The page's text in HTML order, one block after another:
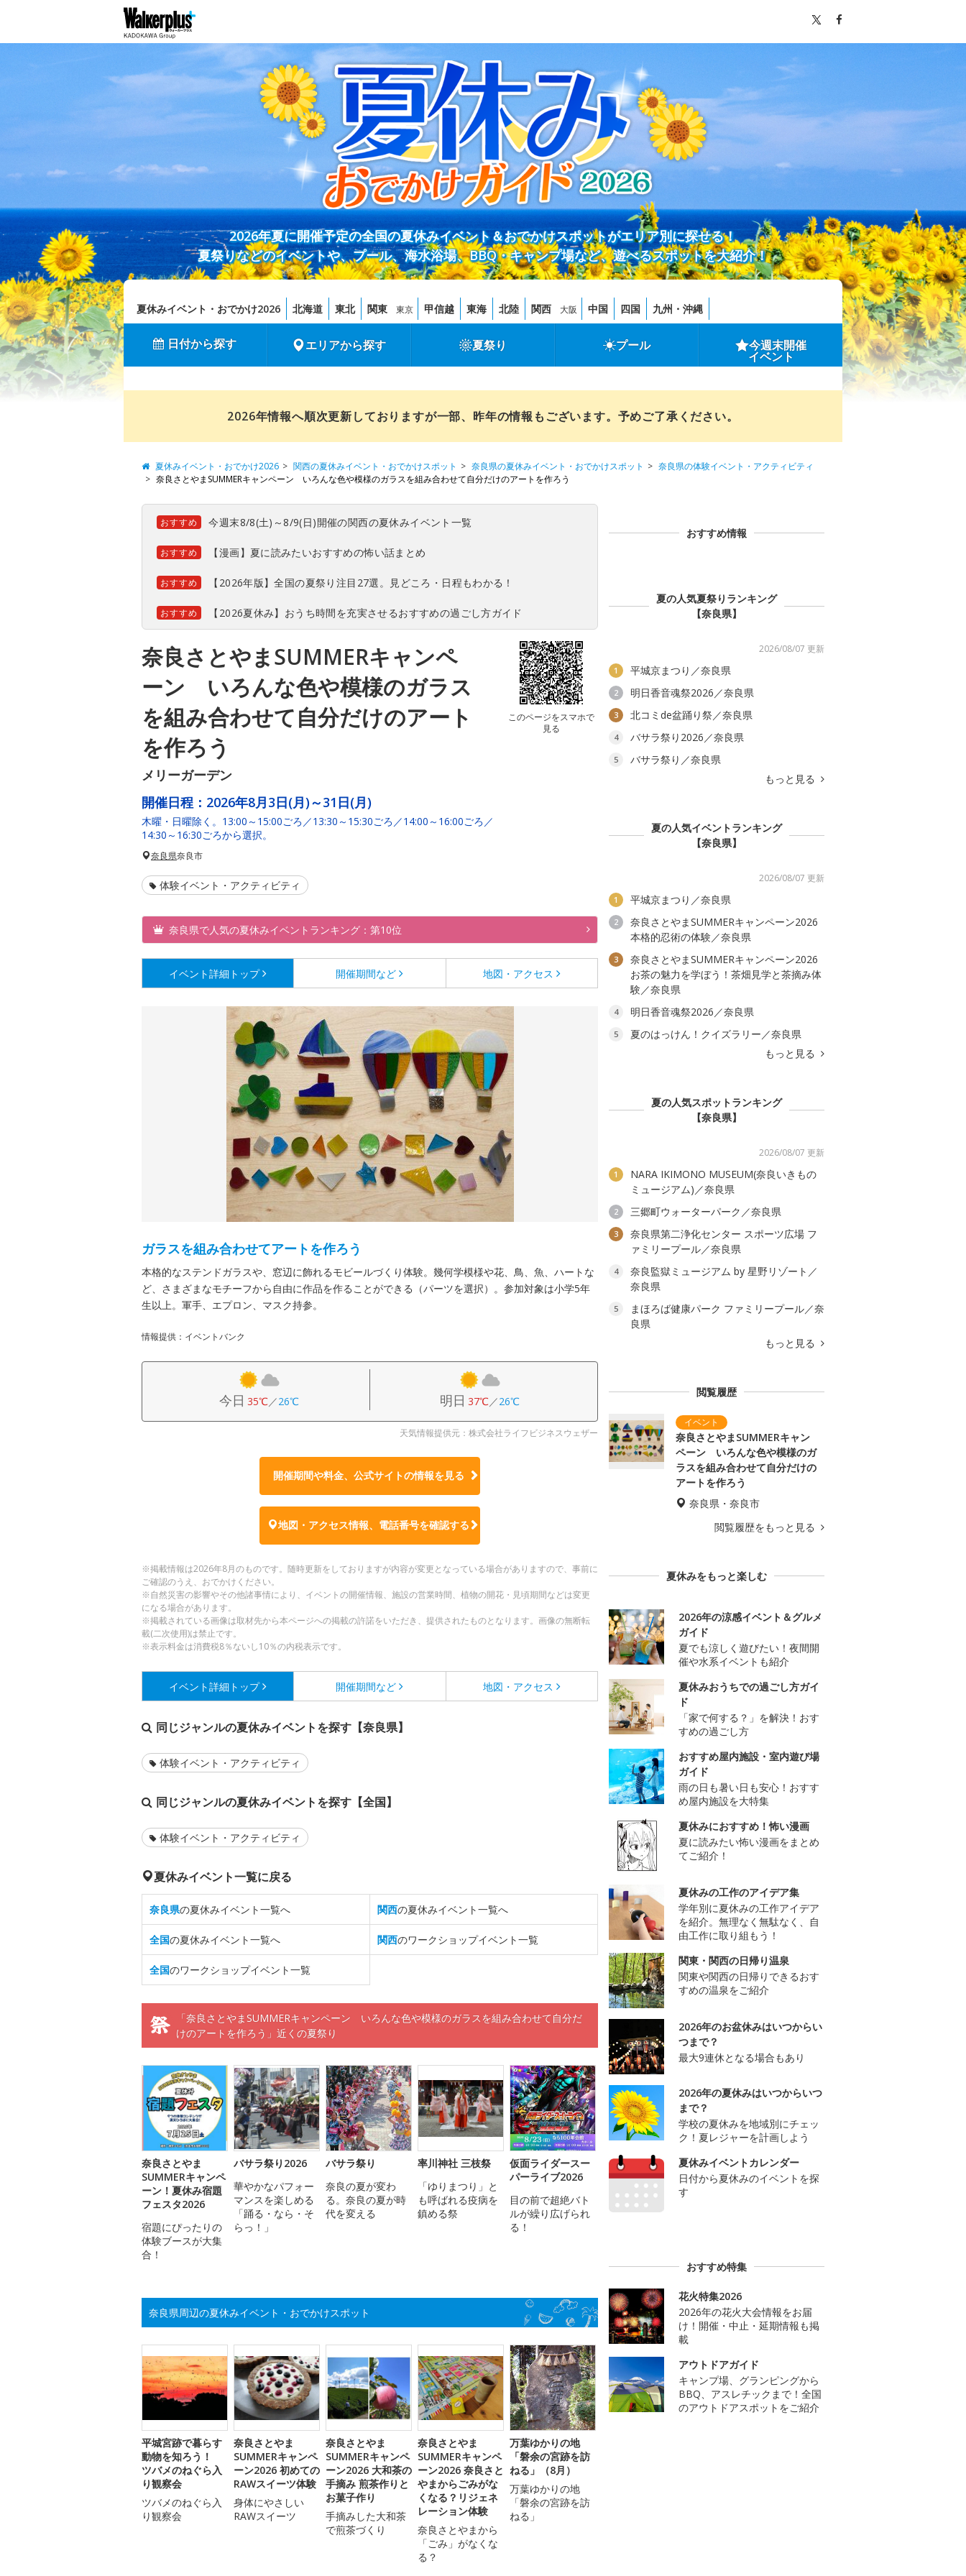
2026年夏に開催予定の全国の夏休みイベント＆おでかけスポットがエリア別に探せる！
夏祭りなどのイベントや、プール、海水浴場、BBQ・キャンプ場など、遊べるスポットを大紹介！
夏休みイベント・おでかけ2026 北海道 東北 関東 東京 甲信越 東海 北陸 関西 大阪 中国 四国 九州・沖縄
日付から探す エリアから探す 夏祭り プール 今週末開催
イベント
2026年情報へ順次更新しておりますが一部、昨年の情報もございます。予めご了承ください。
夏休みイベント・おでかけ2026 関西の夏休みイベント・おでかけスポット 奈良県の夏休みイベント・おでかけスポット
奈良県の体験イベント・アクティビティ
奈良さとやまSUMMERキャンペーン いろんな色や模様のガラスを組み合わせて自分だけのアートを作ろう
おすすめ 今週末8/8(土)～8/9(日)開催の関西の夏休みイベント一覧
おすすめ 【漫画】夏に読みたいおすすめの怖い話まとめ
おすすめ 【2026年版】全国の夏祭り注目27選。見どころ・日程もわかる！
おすすめ 【2026夏休み】おうち時間を充実させるおすすめの過ごし方ガイド
奈良さとやまSUMMERキャンペ
ーン いろんな色や模様のガラス
を組み合わせて自分だけのアート
を作ろう
メリーガーデン
このページをスマホで
見る
開催日程： 2026年8月3日(月)～31日(月)
木曜・日曜除く。13:00～15:00ごろ／13:30～15:30ごろ／14:00～16:00ごろ／
14:30～16:30ごろから選択。
奈良県奈良市
体験イベント・アクティビティ
奈良県で人気の夏休みイベントランキング：第10位
イベント詳細 トップ 開催期間など 地図・アクセス
ガラスを組み合わせてアートを作ろう
本格的なステンドガラスや、窓辺に飾れるモビールづくり体験。幾何学模様や花、鳥、魚、ハートな
ど、さまざまなモチーフから自由に作品を作ることができる（パーツを選択）。参加対象は小学5年
生以上。軍手、エプロン、マスク持参。
情報提供：イベントバンク
今日 35℃／26℃ 明日 37℃／26℃
天気情報提供元：株式会社ライフビジネスウェザー
開催期間や料金、公式サイトの情報を見る
地図・アクセス情報、電話番号を確認する
※掲載情報は2026年8月のものです。随時更新をしておりますが内容が変更となっている場合がありますので、事前に
ご確認のうえ、おでかけください。
※自然災害の影響やその他諸事情により、イベントの開催情報、施設の営業時間、植物の開花・見頃期間などは変更
になる場合があります。
※掲載されている画像は取材先から本ページへの掲載の許諾をいただき、提供されたものとなります。画像の無断転
載(二次使用)は禁止です。
※表示料金は消費税8％ないし10％の内税表示です。
イベント詳細 トップ 開催期間など 地図・アクセス
同じジャンルの夏休みイベントを探す【奈良県】
体験イベント・アクティビティ
同じジャンルの夏休みイベントを探す【全国】
体験イベント・アクティビティ
夏休みイベント一覧に戻る
奈良県の夏休みイベント一覧へ 関西の夏休みイベント一覧へ
全国の夏休みイベント一覧へ 関西のワークショップイベント一覧
全国のワークショップイベント一覧
「奈良さとやまSUMMERキャンペーン いろんな色や模様のガラスを組み合わせて自分だ
けのアートを作ろう」近くの夏祭り
奈良さとやま
SUMMERキャンペ
ーン！夏休み宿題
フェスタ2026
宿題にぴったりの
体験ブースが大集
合！
バサラ祭り2026
華やかなパフォー
マンスを楽しめる
「踊る・なら・そ
らっ！」
バサラ祭り
奈良の夏が変わ
る。奈良の夏が時
代を変える
率川神社 三枝祭
「ゆりまつり」と
も呼ばれる疫病を
鎮める祭
仮面ライダースー
パーライブ2026
目の前で超絶バト
ルが繰り広げられ
る！
奈良県周辺の夏休みイベント・おでかけスポット
平城宮跡で暮らす
動物を知ろう！
ツバメのねぐら入
り観察会
ツバメのねぐら入
り観察会
奈良さとやま
SUMMERキャンペ
ーン2026 初めての
RAWスイーツ体験
身体にやさしい
RAWスイーツ
奈良さとやま
SUMMERキャンペ
ーン2026 大和茶の
手摘み 煎茶作りと
お菓子作り
手摘みした大和茶
で煎茶づくり
奈良さとやま
SUMMERキャンペ
ーン2026 奈良さと
やまからごみがな
くなる？リジェネ
レーション体験
奈良さとやまから
「ごみ」がなくな
る？
万葉ゆかりの地
「磐余の宮跡を訪
ねる」（8月）
万葉ゆかりの地
「磐余の宮跡を訪
ねる」
おすすめ情報
夏の人気夏祭りランキング
【奈良県】
2026/08/07 更新
1 平城京まつり／奈良県
2 明日香音魂祭2026／奈良県
3 北コミde盆踊り祭／奈良県
4 バサラ祭り2026／奈良県
5
バサラ祭り／奈良県
もっと見る
夏の人気イベントランキング
【奈良県】
2026/08/07 更新
1 平城京まつり／奈良県
2
奈良さとやまSUMMERキャンペーン2026
本格的忍術の体験／奈良県
3
奈良さとやまSUMMERキャンペーン2026
お茶の魅力を学ぼう！茶畑見学と茶摘み体
験／奈良県
4 明日香音魂祭2026／奈良県
5
夏のはっけん！クイズラリー／奈良県
もっと見る
夏の人気スポットランキング
【奈良県】
2026/08/07 更新
1
NARA IKIMONO MUSEUM(奈良いきもの
ミュージアム)／奈良県
2 三郷町ウォーターパーク／奈良県
3
奈良県第二浄化センター スポーツ広場 フ
ァミリープール／奈良県
4
奈良監獄ミュージアム by 星野リゾート／
奈良県
5
まほろば健康パーク ファミリープール／奈
良県
もっと見る
閲覧履歴
奈良さとやまSUMMERキャン
ペーン いろんな色や模様のガ
ラスを組み合わせて自分だけの
アートを作ろう
奈良県・奈良市
閲覧履歴をもっと見る
夏休みをもっと楽しむ
2026年の涼感イベント＆グルメ
ガイド
夏でも涼しく遊びたい！夜間開
催や水系イベントも紹介
夏休みおうちでの過ごし方ガイ
ド
「家で何する？」を解決！おす
すめの過ごし方
おすすめ屋内施設・室内遊び場
ガイド
雨の日も暑い日も安心！おすす
め屋内施設を大特集
夏休みにおすすめ！怖い漫画
夏に読みたい怖い漫画をまとめ
てご紹介！
夏休みの工作のアイデア集
学年別に夏休みの工作アイデア
を紹介。無理なく無駄なく、自
由工作に取り組もう！
関東・関西の日帰り温泉
関東や関西の日帰りできるおす
すめの温泉をご紹介
2026年のお盆休みはいつからい
つまで？
最大9連休となる場合もあり
2026年の夏休みはいつからいつ
まで？
学校の夏休みを地域別にチェッ
ク！夏レジャーを計画しよう
夏休みイベントカレンダー
日付から夏休みのイベントを探
す
おすすめ特集
花火特集2026
2026年の花火大会情報をお届
け！開催・中止・延期情報も掲
載
アウトドアガイド
キャンプ場、グランピングから
BBQ、アスレチックまで！全国
のアウトドアスポットをご紹介